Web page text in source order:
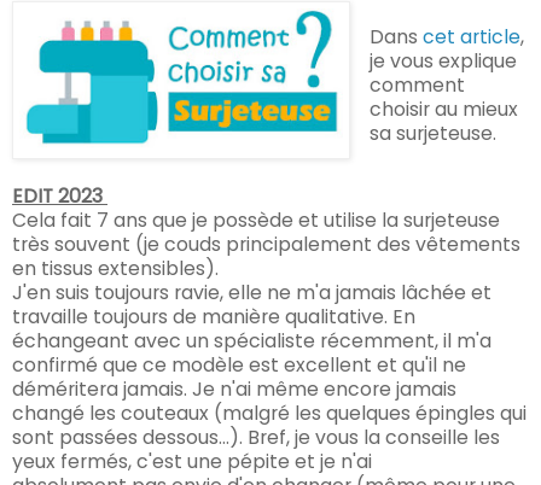
Dans cet article,
je vous explique
comment
choisir au mieux
sa surjeteuse.
EDIT 2023
Cela fait 7 ans que je possède et utilise la surjeteuse
très souvent (je couds principalement des vêtements
en tissus extensibles).
J'en suis toujours ravie, elle ne m'a jamais lâchée et
travaille toujours de manière qualitative. En
échangeant avec un spécialiste récemment, il m'a
confirmé que ce modèle est excellent et qu'il ne
déméritera jamais. Je n'ai même encore jamais
changé les couteaux (malgré les quelques épingles qui
sont passées dessous...). Bref, je vous la conseille les
yeux fermés, c'est une pépite et je n'ai